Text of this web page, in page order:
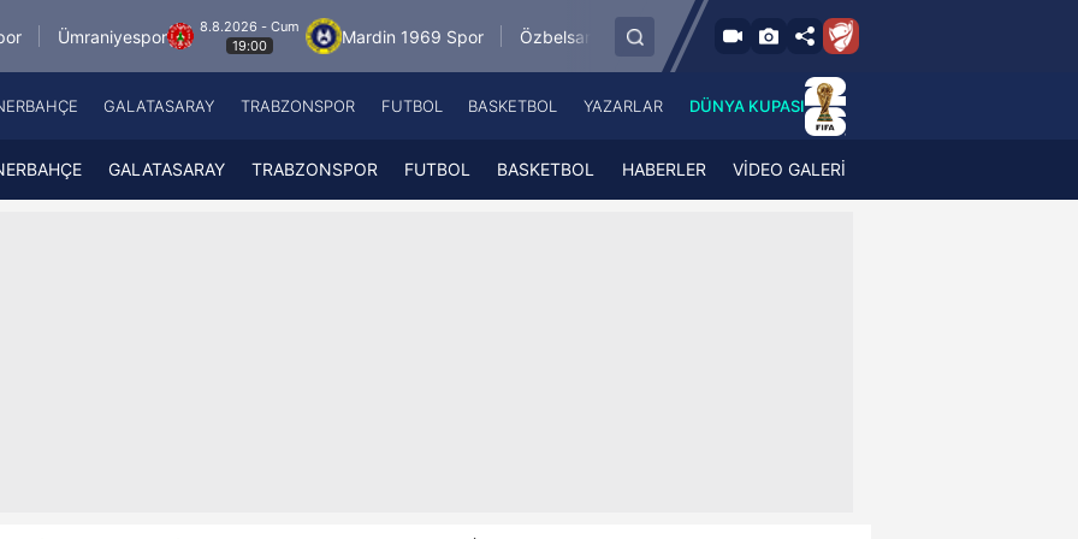
8.8.2026 - Cum
19:00
Mardin 1969 Spor Özbelsan Sivasspor
8.8.2026 - Cum
19:00
Esenler Erokspor
Fenerbahçe
Galatasaray
A Spor
ATV
A Haber Radyo
A Spor Radyo
A News Radio
GALATASARAY TRABZONSPOR FUTBOL BASKETBOL YAZARLAR DÜNYA KUPASI
GALATASARAY TRABZONSPOR FUTBOL BASKETBOL HABERLER VİDEO GALERİ